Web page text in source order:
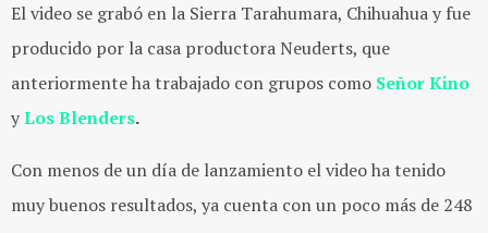
El video se grabó en la Sierra Tarahumara, Chihuahua y fue
producido por la casa productora Neuderts, que
anteriormente ha trabajado con grupos como Señor Kino
yLos Blenders.
Con menos de un día de lanzamiento el video ha tenido
muy buenos resultados, ya cuenta con un poco más de 248